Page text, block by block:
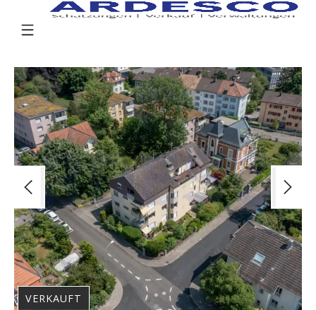
VERKAUFT